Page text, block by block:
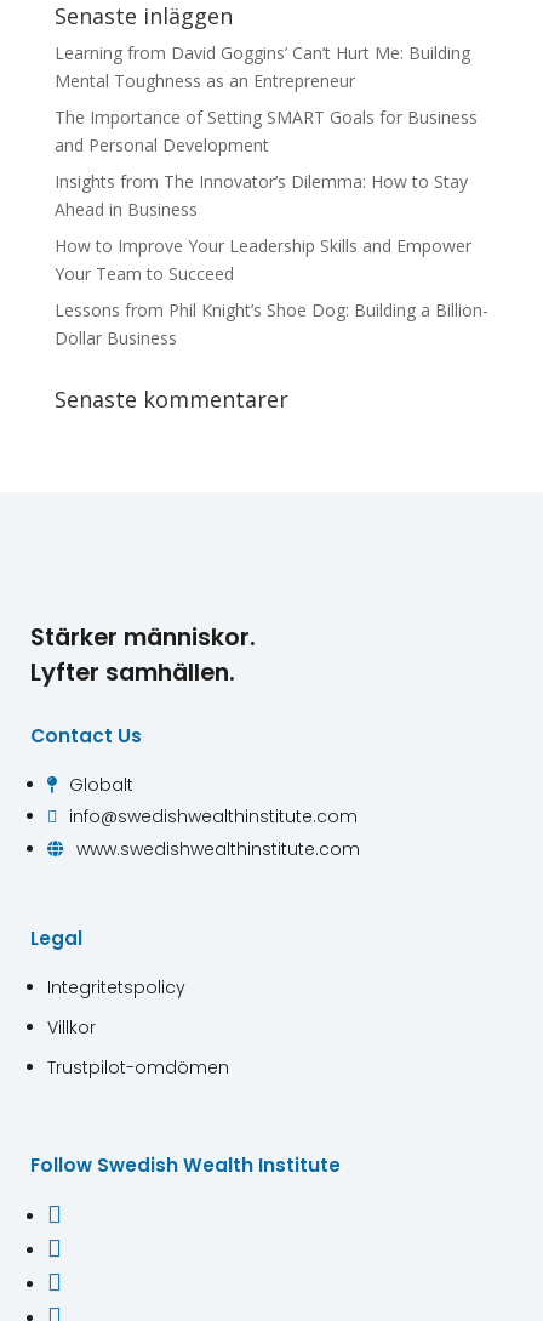
Senaste inläggen
Learning from David Goggins’ Can’t Hurt Me: Building
Mental Toughness as an Entrepreneur
The Importance of Setting SMART Goals for Business
and Personal Development
Insights from The Innovator’s Dilemma: How to Stay
Ahead in Business
How to Improve Your Leadership Skills and Empower
Your Team to Succeed
Lessons from Phil Knight’s Shoe Dog: Building a Billion-
Dollar Business
Senaste kommentarer
Stärker människor.
Lyfter samhällen.
Contact Us
 Globalt
 info@swedishwealthinstitute.com
 www.swedishwealthinstitute.com
Legal
Integritetspolicy
Villkor
Trustpilot-omdömen
Follow Swedish Wealth Institute


